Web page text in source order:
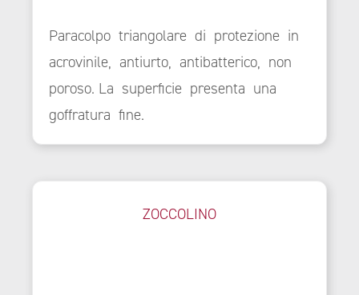
Paracolpo triangolare di protezione in
acrovinile, antiurto, antibatterico, non
poroso. La superficie presenta una
goffratura fine.
ZOCCOLINO